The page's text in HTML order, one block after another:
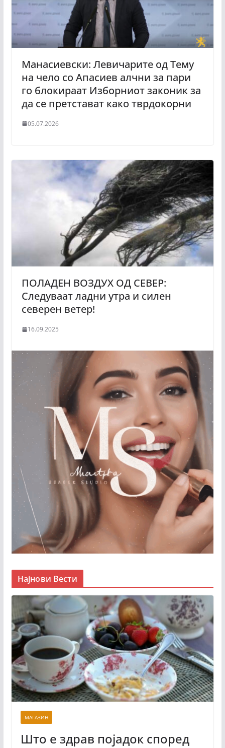
Манасиевски: Левичарите од Тему
на чело со Апасиев алчни за пари
го блокираат Изборниот законик за
да се претстават како тврдокорни
05.07.2026
ПОЛАДЕН ВОЗДУХ ОД СЕВЕР:
Следуваат ладни утра и силен
северен ветер!
16.09.2025
Најнови Вести
МАГАЗИН
Што е здрав појадок според